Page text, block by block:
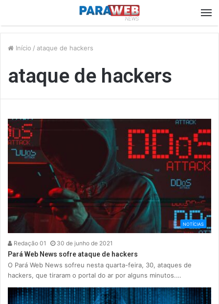
Início / ataque de hackers
ataque de hackers
NOTÍCIAS
Redação 01 30 de junho de 2021
Pará Web News sofre ataque de hackers
O Pará Web News sofreu nesta quarta-feira, 30, ataques de
hackers, que tiraram o portal do ar por alguns minutos.…